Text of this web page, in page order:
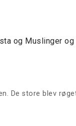
og Muslinger
De store blev